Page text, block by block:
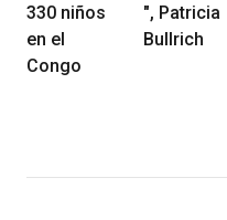
330 niños
en el
Congo
", Patricia
Bullrich